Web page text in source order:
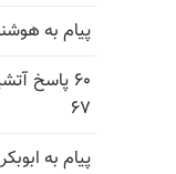
پیام به هوشنگ ۵۴۰
۶۰ پاسخ
۶۷
پیام به ابوبکر ۱۶۰۰ زاهدان